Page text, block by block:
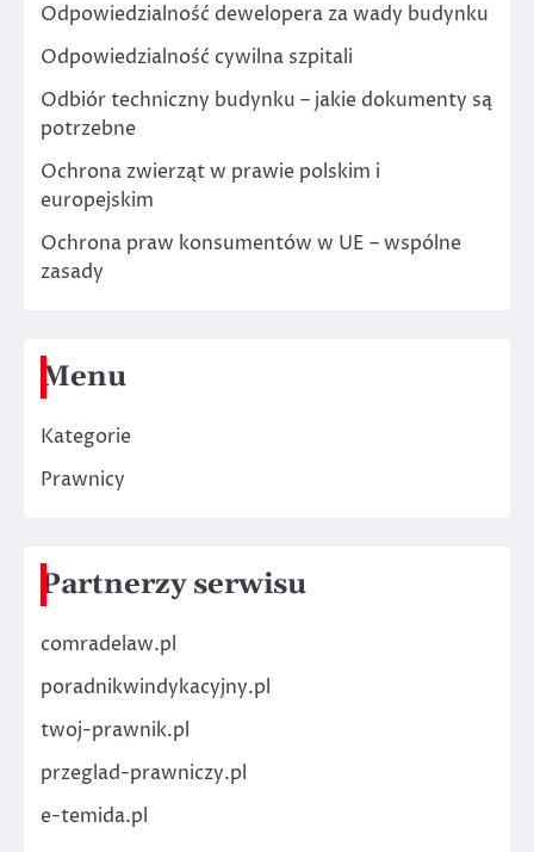
Odpowiedzialność dewelopera za wady budynku
Odpowiedzialność cywilna szpitali
Odbiór techniczny budynku – jakie dokumenty są
potrzebne
Ochrona zwierząt w prawie polskim i
europejskim
Ochrona praw konsumentów w UE – wspólne
zasady
Menu
Kategorie
Prawnicy
Partnerzy serwisu
comradelaw.pl
poradnikwindykacyjny.pl
twoj-prawnik.pl
przeglad-prawniczy.pl
e-temida.pl